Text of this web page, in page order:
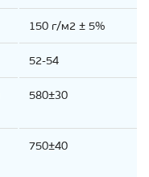
150 г/м2 ± 5%
52-54
580±30
750±40